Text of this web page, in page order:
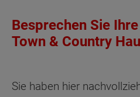
Besprechen Sie
Town & Country
Sie haben hier